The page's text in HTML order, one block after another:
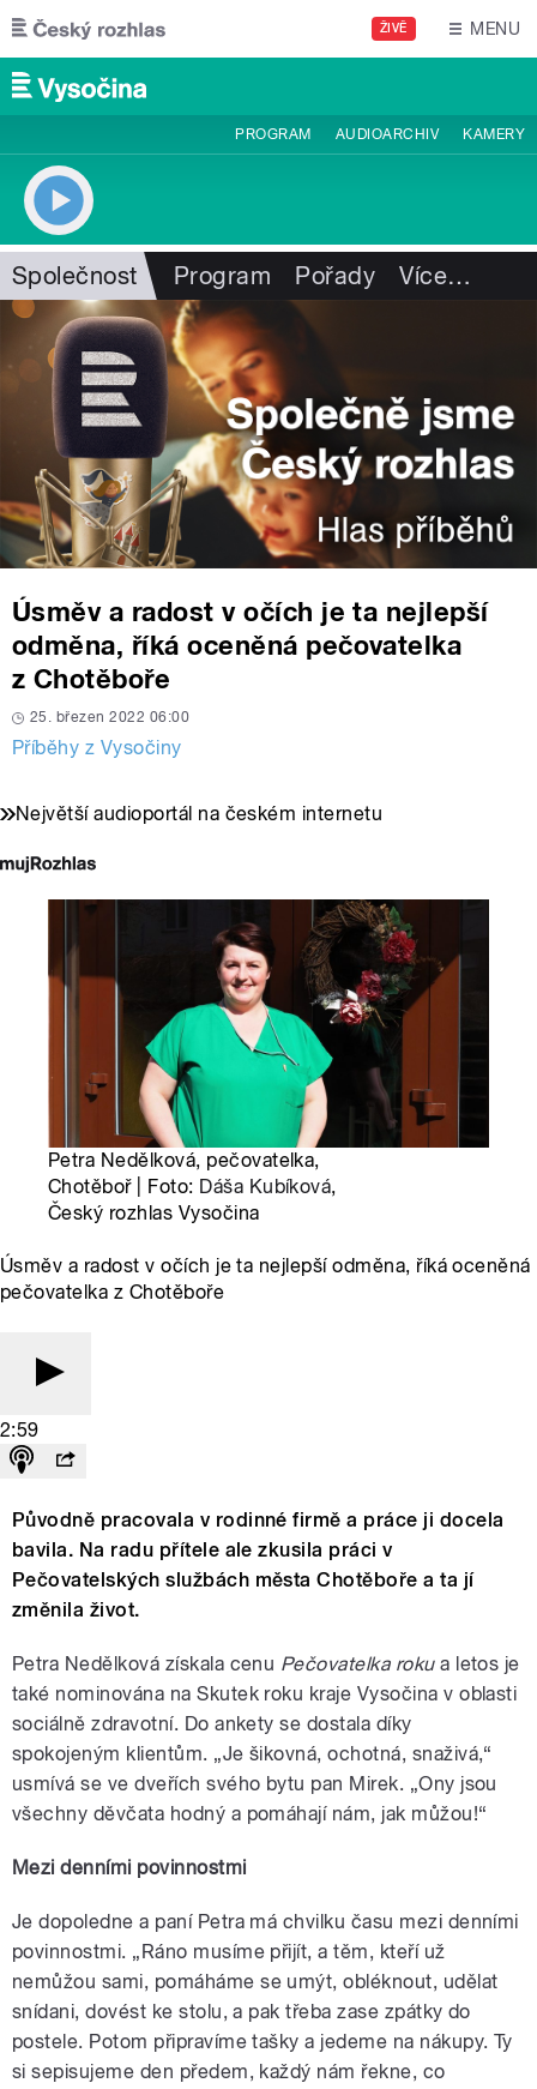
Přejít k hlavnímu obsahu
ŽIVĚ MENU
PROGRAM AUDIOARCHIV KAMERY
Společnost Program Pořady Více…
Úsměv a radost v očích je ta nejlepší
odměna, říká oceněná pečovatelka
z Chotěboře
25. březen 2022 06:00
Příběhy z Vysočiny
Největší audioportál na českém internetu
Petra Nedělková, pečovatelka,
Chotěboř | Foto: Dáša Kubíková,
Český rozhlas Vysočina
Úsměv a radost v očích je ta nejlepší odměna, říká oceněná
pečovatelka z Chotěboře
2:59
Původně pracovala v rodinné firmě a práce ji docela
bavila. Na radu přítele ale zkusila práci v
Pečovatelských službách města Chotěboře a ta jí
změnila život.
Petra Nedělková získala cenu Pečovatelka rokua letos je
také nominována na Skutek roku kraje Vysočina v oblasti
sociálně zdravotní. Do ankety se dostala díky
spokojeným klientům. „Je šikovná, ochotná, snaživá,“
usmívá se ve dveřích svého bytu pan Mirek. „Ony jsou
všechny děvčata hodný a pomáhají nám, jak můžou!“
Mezi denními povinnostmi
Je dopoledne a paní Petra má chvilku času mezi denními
povinnostmi. „Ráno musíme přijít, a těm, kteří už
nemůžou sami, pomáháme se umýt, obléknout, udělat
snídani, dovést ke stolu, a pak třeba zase zpátky do
postele. Potom připravíme tašky a jedeme na nákupy. Ty
si sepisujeme den předem, každý nám řekne, co